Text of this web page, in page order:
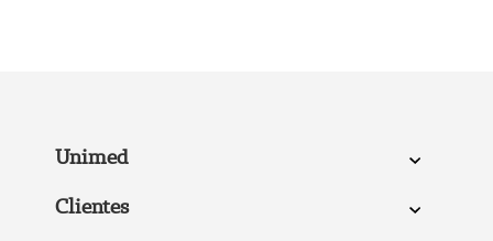
Unimed
Clientes